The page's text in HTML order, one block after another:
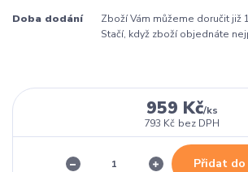
Doba dodání
Zboží Vám můžeme doručit již
Stačí, když zboží objednáte
959 Kč/ks
793 Kč bez DPH
Přidat do